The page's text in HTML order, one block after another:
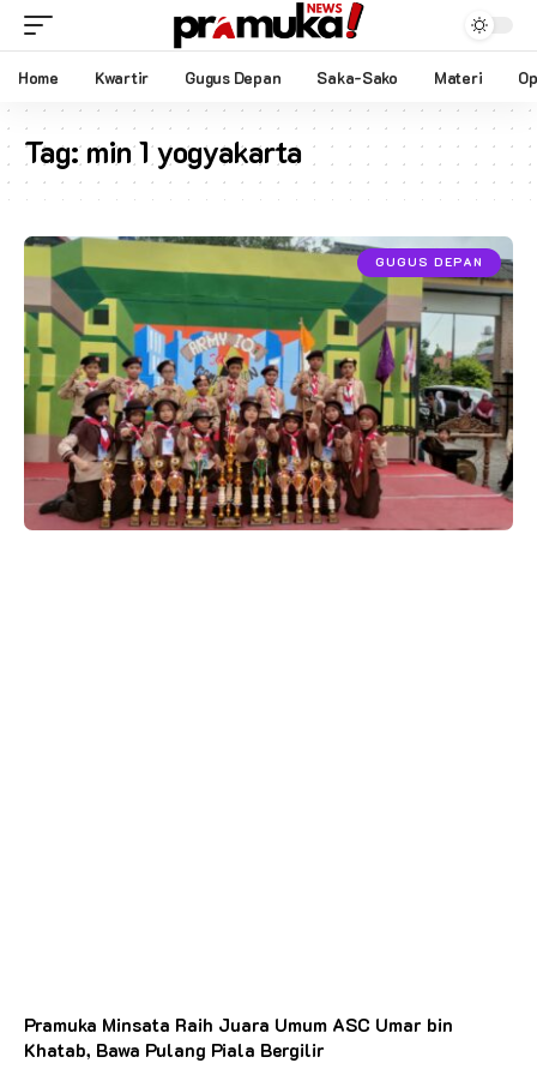
Home Kwartir Gugus Depan Saka-Sako Materi
Tag:min 1 yogyakarta
GUGUS DEPAN
Pramuka Minsata Raih Juara Umum ASC Umar bin
Khatab, Bawa Pulang Piala Bergilir